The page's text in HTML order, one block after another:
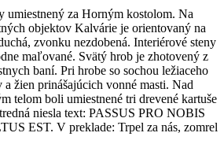
umiestnený za Horným kostolom. Na
objektov Kalvárie je orientovaný na
zvonku nezdobená. Interiérové steny
maľované. Svätý hrob je zhotovený z
baní. Pri hrobe so sochou ležiaceho
žien prinášajúcich vonné masti. Nad
telom boli umiestnené tri drevené kartuše
niesla text: PASSUS PRO NOBIS
EST. V preklade: Trpel za nás, zomrel